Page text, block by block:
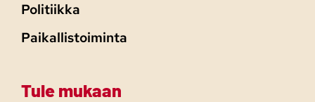
Politiikka
Paikallistoiminta
Tule mukaan